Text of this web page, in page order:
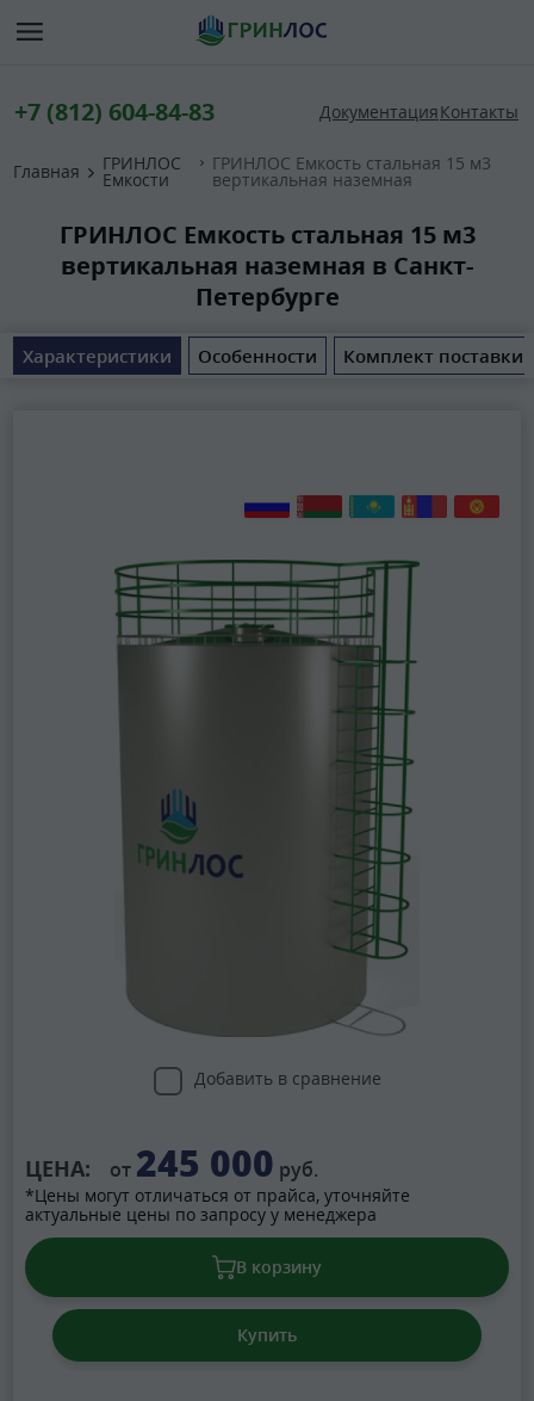
+7 (812) 604-84-83 ДокументацияКонтакты
Главная ГРИНЛОС
Емкости
ГРИНЛОС Емкость стальная 15 м3
вертикальная наземная
ГРИНЛОС Емкость стальная 15 м3
вертикальная наземная в Санкт-
Петербурге
Характеристики Особенности Комплект поставки
Добавить в сравнение
ЦЕНА: от 245 000 руб.
*Цены могут отличаться от прайса, уточняйте
актуальные цены по запросу у менеджера
В корзину
Купить